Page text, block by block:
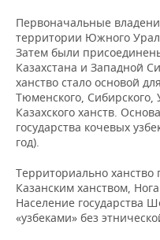
Первоначальные
территории Южного
Затем были
Казахстана и Западной
ханство стало основой
Тюменского, Сибирского,
Казахского ханств.
государства кочевых
год).
Территориально
Казанским ханством,
Население государства
«узбеками» без